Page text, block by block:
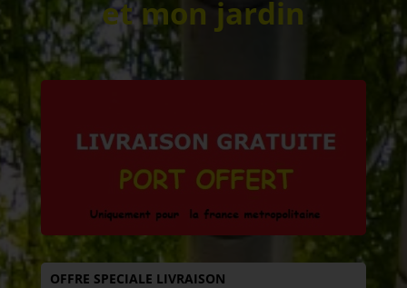
et mon jardin
OFFRE SPECIALE LIVRAISON